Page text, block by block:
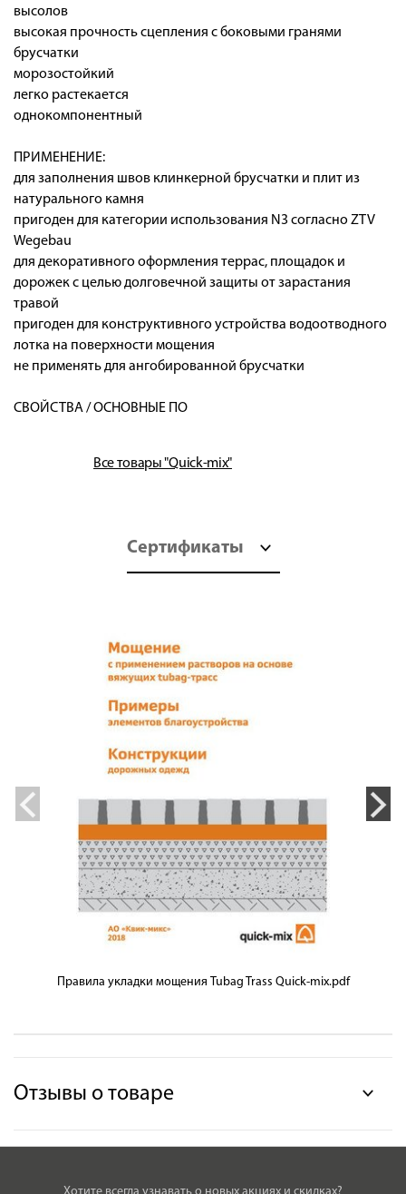
высолов
высокая прочность сцепления с боковыми гранями
брусчатки
морозостойкий
легко растекается
однокомпонентный
ПРИМЕНЕНИЕ:
для заполнения швов клинкерной брусчатки и плит из
натурального камня
пригоден для категории использования N3 согласно ZTV
Wegebau
для декоративного оформления террас, площадок и
дорожек с целью долговечной защиты от зарастания
травой
пригоден для конструктивного устройства водоотводного
лотка на поверхности мощения
не применять для ангобированной брусчатки
СВОЙСТВА / ОСНОВНЫЕ ПО
Все товары "Quick-mix"
Сертификаты
Правила укладки мощения Tubag Trass Quick-mix.pdf
Отзывы о товаре